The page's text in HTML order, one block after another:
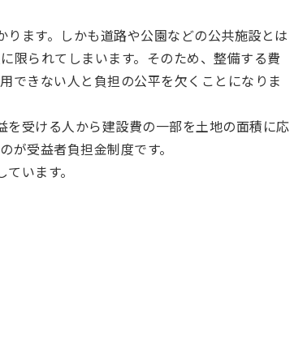
ます。しかも道路や公園などの公共施設とは
限られてしまいます。そのため、整備する費
できない人と負担の公平を欠くことになりま
受ける人から建設費の一部を土地の面積に応
が受益者負担金制度です。
います。